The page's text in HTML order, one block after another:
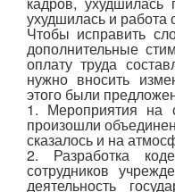
ухудшилась и работа
Чтобы исправить
дополнительные
оплату труда
нужно вносить
этого были
1. Мероприятия на
произошли
сказалось и на
2. Разработка
сотрудников
деятельность